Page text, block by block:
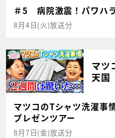
＃5 病院激震！パワハ
8月4日(火)放送分
マツ
天国
マツコのTシャツ洗濯事
プレゼンツアー
8月7日(金)放送分